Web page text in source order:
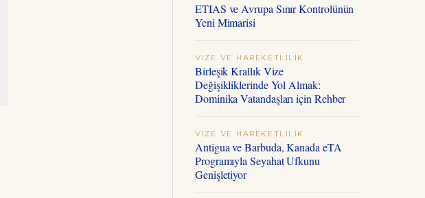
ETIAS ve Avrupa Sınır Kontrolünün
Yeni Mimarisi
VIZE VE HAREKETLILIK
Birleşik Krallık Vize
Değişikliklerinde Yol Almak:
Dominika Vatandaşları için Rehber
VIZE VE HAREKETLILIK
Antigua ve Barbuda, Kanada eTA
Programıyla Seyahat Ufkunu
Genişletiyor